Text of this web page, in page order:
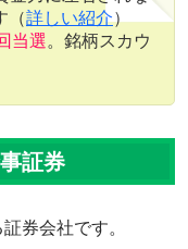
（詳しい紹介）
当選。銘柄スカウ
証券
券会社です。